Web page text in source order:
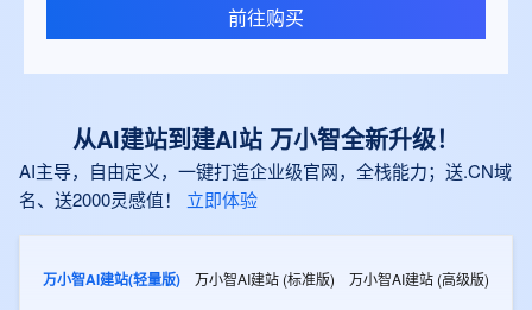
前往购买
从AI建站到建AI站 万小智全新升级！
AI主导，自由定义，一键打造企业级官网，全栈能力；送.CN域
名、送2000灵感值！
立即体验
万小智AI建站(轻量版) 万小智AI建站 (标准版) 万小智AI建站 (高级版)